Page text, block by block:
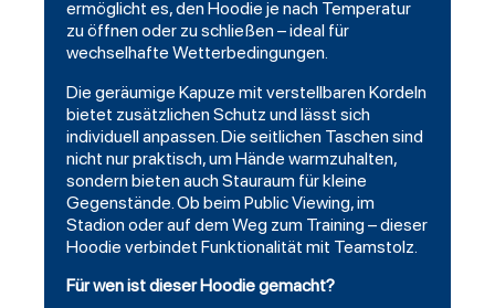
ermöglicht es, den Hoodie je nach Temperatur
zu öffnen oder zu schließen – ideal für
wechselhafte Wetterbedingungen.
Die geräumige Kapuze mit verstellbaren Kordeln
bietet zusätzlichen Schutz und lässt sich
individuell anpassen. Die seitlichen Taschen sind
nicht nur praktisch, um Hände warmzuhalten,
sondern bieten auch Stauraum für kleine
Gegenstände. Ob beim Public Viewing, im
Stadion oder auf dem Weg zum Training – dieser
Hoodie verbindet Funktionalität mit Teamstolz.
Für wen ist dieser Hoodie gemacht?